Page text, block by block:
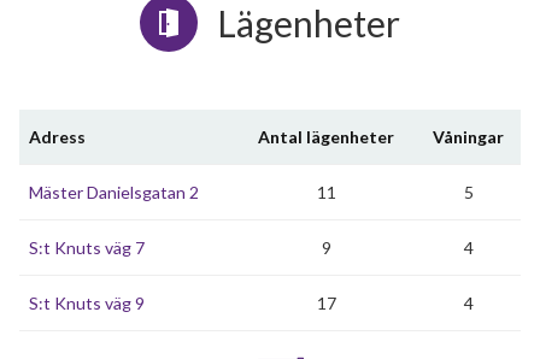
Lägenheter
Adress Antal lägenheter Våningar
Mäster Danielsgatan 2 11 5
S:t Knuts väg 7 9 4
S:t Knuts väg 9 17 4